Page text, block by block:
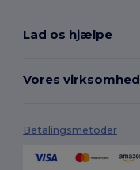
Lad os hjælpe
Vores virksomhed
Betalingsmetoder